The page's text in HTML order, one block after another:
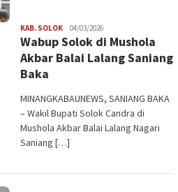
KAB. SOLOKRedaksi
04/03/2026
Wabup Solok di Mushola
Akbar Balai Lalang Saniang
Baka
MINANGKABAUNEWS, SANIANG BAKA
– Wakil Bupati Solok Candra di
Mushola Akbar Balai Lalang Nagari
Saniang […]